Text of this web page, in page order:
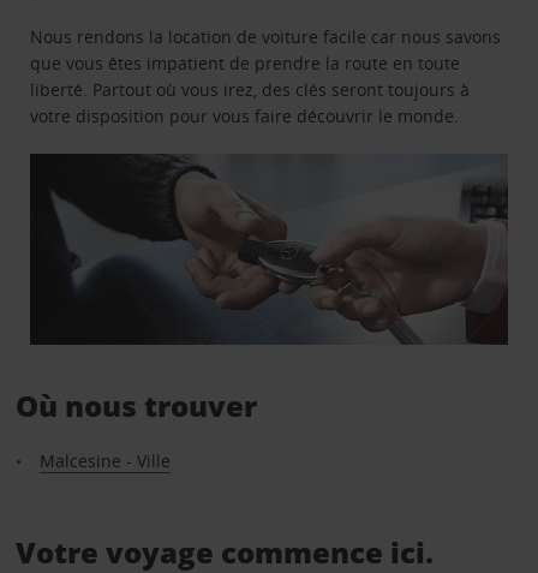
Nous rendons la location de voiture facile car nous savons
que vous êtes impatient de prendre la route en toute
liberté. Partout où vous irez, des clés seront toujours à
votre disposition pour vous faire découvrir le monde.
Où nous trouver
Malcesine - Ville
Votre voyage commence ici.